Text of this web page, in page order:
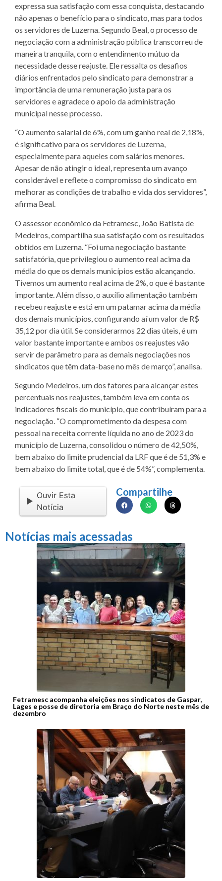
expressa sua satisfação com essa conquista, destacando
não apenas o benefício para o sindicato, mas para todos
os servidores de Luzerna. Segundo Beal, o processo de
negociação com a administração pública transcorreu de
maneira tranquila, com o entendimento mútuo da
necessidade desse reajuste. Ele ressalta os desafios
diários enfrentados pelo sindicato para demonstrar a
importância de uma remuneração justa para os
servidores e agradece o apoio da administração
municipal nesse processo.
“O aumento salarial de 6%, com um ganho real de 2,18%,
é significativo para os servidores de Luzerna,
especialmente para aqueles com salários menores.
Apesar de não atingir o ideal, representa um avanço
considerável e reflete o compromisso do sindicato em
melhorar as condições de trabalho e vida dos servidores”,
afirma Beal.
O assessor econômico da Fetramesc, João Batista de
Medeiros, compartilha sua satisfação com os resultados
obtidos em Luzerna. “Foi uma negociação bastante
satisfatória, que privilegiou o aumento real acima da
média do que os demais municípios estão alcançando.
Tivemos um aumento real acima de 2%, o que é bastante
importante. Além disso, o auxílio alimentação também
recebeu reajuste e está em um patamar acima da média
dos demais municípios, configurando aí um valor de R$
35,12 por dia útil. Se considerarmos 22 dias úteis, é um
valor bastante importante e ambos os reajustes vão
servir de parâmetro para as demais negociações nos
sindicatos que têm data-base no mês de março”, analisa.
Segundo Medeiros, um dos fatores para alcançar estes
percentuais nos reajustes, também leva em conta os
indicadores fiscais do município, que contribuíram para a
negociação. “O comprometimento da despesa com
pessoal na receita corrente líquida no ano de 2023 do
município de Luzerna, consolidou o número de 42,50%,
bem abaixo do limite prudencial da LRF que é de 51,3% e
bem abaixo do limite total, que é de 54%”, complementa.
Ouvir Esta
Notícia
Compartilhe
Notícias mais acessadas
Fetramesc acompanha eleições nos sindicatos de Gaspar,
Lages e posse de diretoria em Braço do Norte neste mês de
dezembro